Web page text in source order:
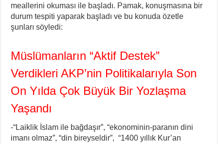
meallerini okuması ile başladı. Pamak, konuşmasına bir
durum tespiti yaparak başladı ve bu konuda özetle
şunları söyledi:
Müslümanların “Aktif Destek”
Verdikleri AKP’nin Politikalarıyla Son
On Yılda Çok Büyük Bir Yozlaşma
Yaşandı
-“Laiklik İslam ile bağdaşır”, “ekonominin-paranın dini
imanı olmaz”, “din bireyseldir”, “1400 yıllık Kur’an